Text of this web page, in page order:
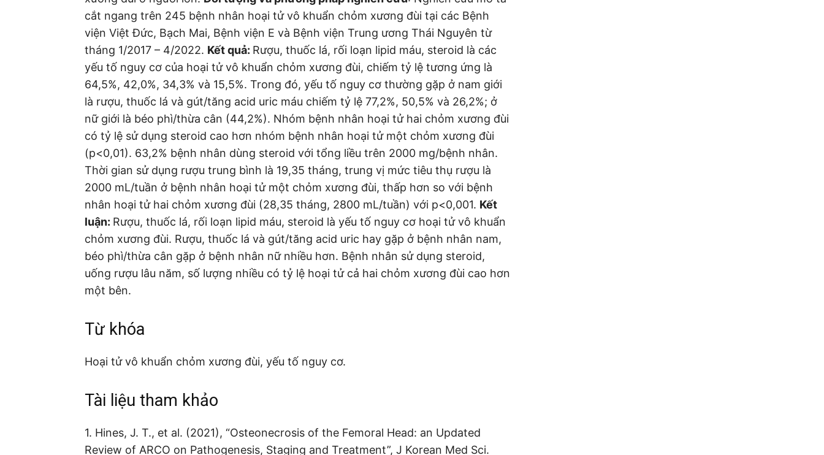
cắt ngang trên 245 bệnh nhân hoại tử vô khuẩn chỏm xương đùi tại các Bệnh
viện Việt Đức, Bạch Mai, Bệnh viện E và Bệnh viện Trung ương Thái Nguyên từ
tháng 1/2017 – 4/2022. Kết quả: Rượu, thuốc lá, rối loạn lipid máu, steroid là các
yếu tố nguy cơ của hoại tử vô khuẩn chỏm xương đùi, chiếm tỷ lệ tương ứng là
64,5%, 42,0%, 34,3% và 15,5%. Trong đó, yếu tố nguy cơ thường gặp ở nam giới
là rượu, thuốc lá và gút/tăng acid uric máu chiếm tỷ lệ 77,2%, 50,5% và 26,2%; ở
nữ giới là béo phì/thừa cân (44,2%). Nhóm bệnh nhân hoại tử hai chỏm xương đùi
có tỷ lệ sử dụng steroid cao hơn nhóm bệnh nhân hoại tử một chỏm xương đùi
(p<0,01). 63,2% bệnh nhân dùng steroid với tổng liều trên 2000 mg/bệnh nhân.
Thời gian sử dụng rượu trung bình là 19,35 tháng, trung vị mức tiêu thụ rượu là
2000 mL/tuần ở bệnh nhân hoại tử một chỏm xương đùi, thấp hơn so với bệnh
nhân hoại tử hai chỏm xương đùi (28,35 tháng, 2800 mL/tuần) với p<0,001. Kết
luận: Rượu, thuốc lá, rối loạn lipid máu, steroid là yếu tố nguy cơ hoại tử vô khuẩn
chỏm xương đùi. Rượu, thuốc lá và gút/tăng acid uric hay gặp ở bệnh nhân nam,
béo phì/thừa cân gặp ở bệnh nhân nữ nhiều hơn. Bệnh nhân sử dụng steroid,
uống rượu lâu năm, số lượng nhiều có tỷ lệ hoại tử cả hai chỏm xương đùi cao hơn
một bên.
Từ khóa
Hoại tử vô khuẩn chỏm xương đùi, yếu tố nguy cơ.
Tài liệu tham khảo
1. Hines, J. T., et al. (2021), “Osteonecrosis of the Femoral Head: an Updated
Review of ARCO on Pathogenesis, Staging and Treatment”, J Korean Med Sci.